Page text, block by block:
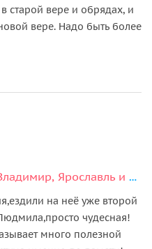
старой вере и обрядах, и
вере. Надо быть более
Золотое кольцо: Суздаль, Владимир, Ярославль и Ростов Великий (на выбор)
на неё уже второй
чудесная!
много полезной